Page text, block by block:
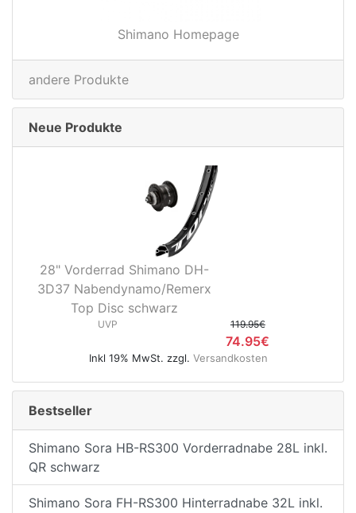
Shimano Homepage
andere Produkte
Neue Produkte
28" Vorderrad Shimano DH-
3D37 Nabendynamo/Remerx
Top Disc schwarz
UVP 119.95€
74.95€
Inkl 19% MwSt. zzgl. Versandkosten
Bestseller
Shimano Sora HB-RS300 Vorderradnabe 28L inkl.
QR schwarz
Shimano Sora FH-RS300 Hinterradnabe 32L inkl.